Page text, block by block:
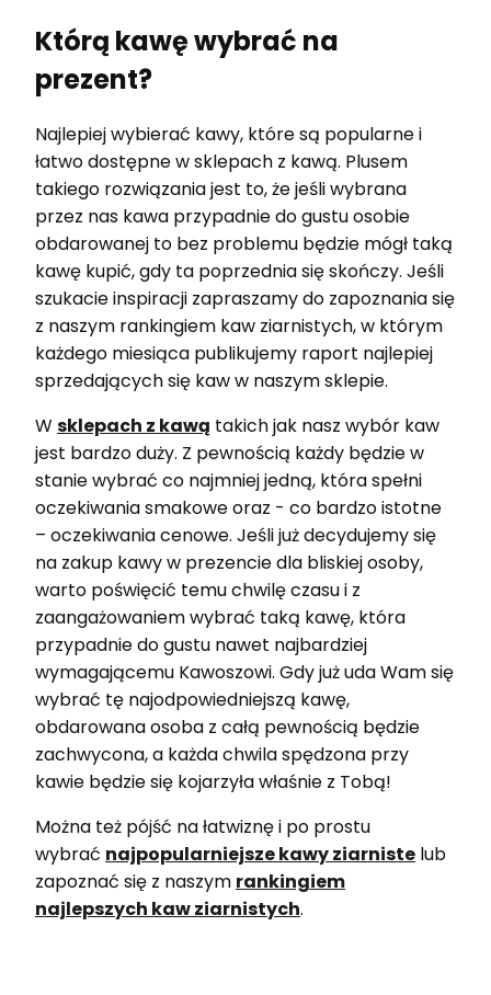
Którą kawę wybrać na
prezent?
Najlepiej wybierać kawy, które są popularne i
łatwo dostępne w sklepach z kawą. Plusem
takiego rozwiązania jest to, że jeśli wybrana
przez nas kawa przypadnie do gustu osobie
obdarowanej to bez problemu będzie mógł taką
kawę kupić, gdy ta poprzednia się skończy. Jeśli
szukacie inspiracji zapraszamy do zapoznania się
z naszym rankingiem kaw ziarnistych, w którym
każdego miesiąca publikujemy raport najlepiej
sprzedających się kaw w naszym sklepie.
Wsklepach z kawą takich jak nasz wybór kaw
jest bardzo duży. Z pewnością każdy będzie w
stanie wybrać co najmniej jedną, która spełni
oczekiwania smakowe oraz - co bardzo istotne
– oczekiwania cenowe. Jeśli już decydujemy się
na zakup kawy w prezencie dla bliskiej osoby,
warto poświęcić temu chwilę czasu i z
zaangażowaniem wybrać taką kawę, która
przypadnie do gustu nawet najbardziej
wymagającemu Kawoszowi. Gdy już uda Wam się
wybrać tę najodpowiedniejszą kawę,
obdarowana osoba z całą pewnością będzie
zachwycona, a każda chwila spędzona przy
kawie będzie się kojarzyła właśnie z Tobą!
Można też pójść na łatwiznę i po prostu
wybrać najpopularniejsze kawy ziarniste lub
zapoznać się z naszym rankingiem
najlepszych kaw ziarnistych.